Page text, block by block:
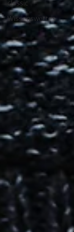
classic
Wissenswertes